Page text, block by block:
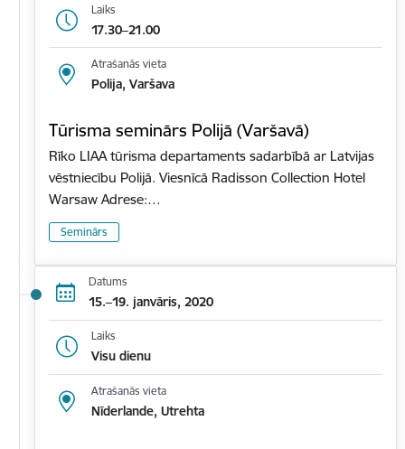
Laiks
17.30–21.00
Atrašanās vieta
Polija, Varšava
Tūrisma seminārs Polijā (Varšavā)
Rīko LIAA tūrisma departaments sadarbībā ar Latvijas
vēstniecību Polijā. Viesnīcā Radisson Collection Hotel
Warsaw Adrese:…
Seminārs
Datums
15.–19. janvāris, 2020
Laiks
Visu dienu
Atrašanās vieta
Nīderlande, Utrehta